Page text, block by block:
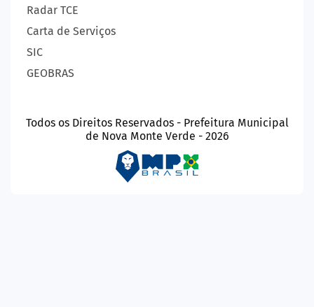
Radar TCE
Carta de Serviços
SIC
GEOBRAS
Todos os Direitos Reservados - Prefeitura Municipal
de Nova Monte Verde - 2026